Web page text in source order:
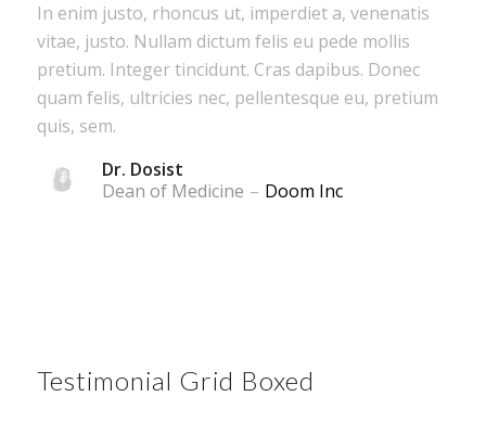
In enim justo, rhoncus ut, imperdiet a, venenatis
vitae, justo. Nullam dictum felis eu pede mollis
pretium. Integer tincidunt. Cras dapibus. Donec
quam felis, ultricies nec, pellentesque eu, pretium
quis, sem.
Dr. Dosist
Dean of Medicine – Doom Inc
Testimonial Grid Boxed